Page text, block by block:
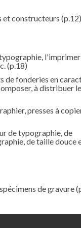
et constructeurs (p.12)
(p.18)
de fonderies en
à distribuer
presses à
de typographie, de
de taille douce
de gravure